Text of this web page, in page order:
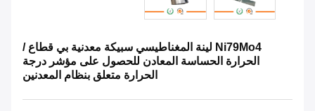
Ni79Mo4 لينة المغناطيسي سبيكة معدنية بي قطاع /
الحرارة الحساسة المعادن للحصول على مؤشر درجة
الحرارة متعلق بنظام المعدنين